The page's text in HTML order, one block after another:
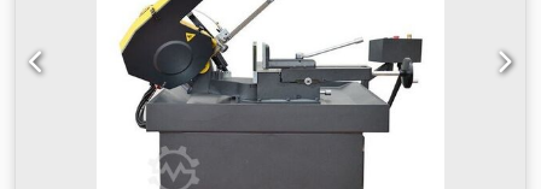
DkŠkV: 0,95 k 0,52 k 1,1 m Mašina je neiskorišćena-nova, u
originalnoj kutiji. Tračna testera se može pomerati ručno.
Primena za čelik, livenog gvožđa i obojenih metala Stezanje
radnog komada pomoću steznih čeljusti ručnim točkom, 1k
fiksno i jednom pokretno, opseg stezanja 165mm, opseg
vibracija 60° Zaustavljanje priloga za podešavanje dužine
maks. 85mm Lična karta. *